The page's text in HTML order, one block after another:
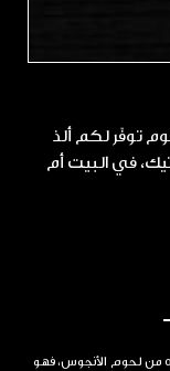
لكم ألذ
في البيت أم
لحوم الأنجوس، فهو